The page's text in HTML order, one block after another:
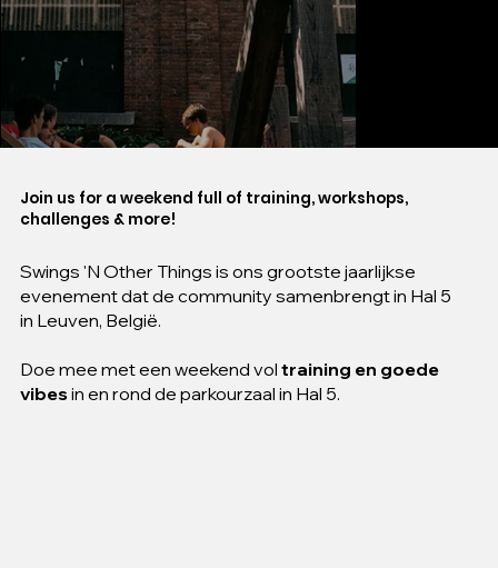
Join us for a weekend full of training, workshops,
challenges & more!
Swings 'N Other Things is ons grootste jaarlijkse
evenement dat de community samenbrengt in Hal 5
in Leuven, België.
Doe mee met een weekend vol training en goede
vibesin en rond de parkourzaal in Hal 5.